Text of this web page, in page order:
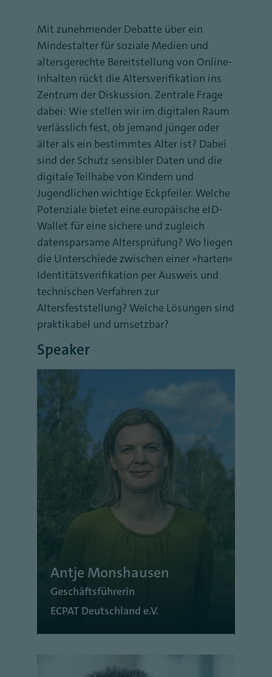
Mit zunehmender Debatte über ein
Mindestalter für soziale Medien und
altersgerechte Bereitstellung von Online-
Inhalten rückt die Altersverifikation ins
Zentrum der Diskussion. Zentrale Frage
dabei: Wie stellen wir im digitalen Raum
verlässlich fest, ob jemand jünger oder
älter als ein bestimmtes Alter ist? Dabei
sind der Schutz sensibler Daten und die
digitale Teilhabe von Kindern und
Jugendlichen wichtige Eckpfeiler. Welche
Potenziale bietet eine europäische eID-
Wallet für eine sichere und zugleich
datensparsame Altersprüfung? Wo liegen
die Unterschiede zwischen einer „harten“
Identitätsverifikation per Ausweis und
technischen Verfahren zur
Altersfeststellung? Welche Lösungen sind
praktikabel und umsetzbar?
Speaker
Antje Monshausen
Geschäftsführerin
ECPAT Deutschland e.V.